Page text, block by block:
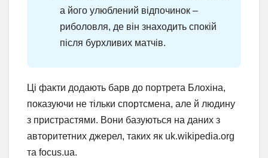
а його улюблений відпочинок –
риболовля, де він знаходить спокій
після бурхливих матчів.
Ці факти додають барв до портрета Блохіна,
показуючи не тільки спортсмена, але й людину
з пристрастями. Вони базуються на даних з
авторитетних джерел, таких як uk.wikipedia.org
та focus.ua.